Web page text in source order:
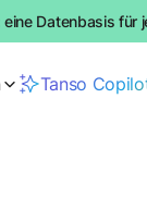
Datenbasis
Tanso